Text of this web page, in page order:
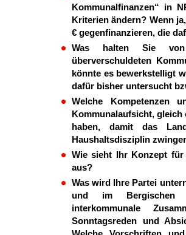
Kommunalfinanzen“ in
Kriterien ändern? Wenn
€ gegenfinanzieren, die
Was halten Sie
überverschuldeten
könnte es bewerkstelligt
dafür bisher untersucht
Welche Kompetenzen
Kommunalaufsicht,
haben, damit das
Haushaltsdisziplin
Wie sieht Ihr Konzept
aus?
Was wird Ihre Partei
und im Bergischen
interkommunale
Sonntagsreden und